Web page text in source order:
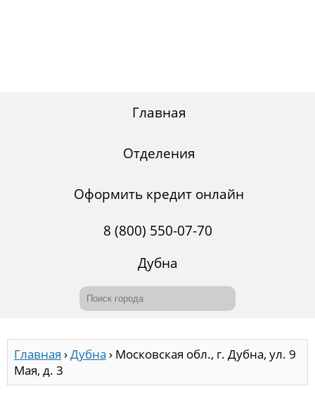
Главная
Отделения
Оформить кредит онлайн
8 (800) 550-07-70
Дубна
Главная ›Дубна › Московская обл., г. Дубна, ул. 9
Мая, д. 3